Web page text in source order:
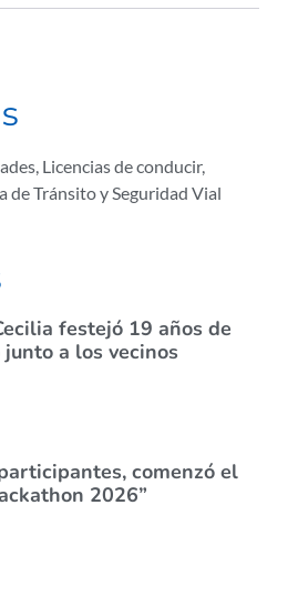
, Licencias de conducir,
de Tránsito y Seguridad Vial
festejó 19 años de
a los vecinos
comenzó el
2026”